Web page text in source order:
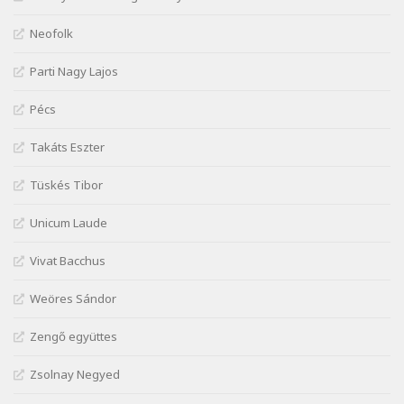
József Attila: Mióta elmentél
József Attila: Ne bántsda gyönge nőt
Szélkiáltó
Szélkiáltó
József Attila: Szerelmesvers
József Attila: Tószunnyadó
Szélkiáltó
József Attila: Virágos
Szélkiáltó
Neofolk
Parti Nagy Lajos
Pécs
Takáts Eszter
Tüskés Tibor
Unicum Laude
Vivat Bacchus
Weöres Sándor
Zengő együttes
Zsolnay Negyed